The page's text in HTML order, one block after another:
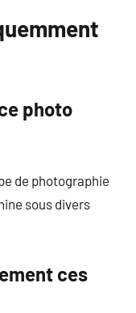
photo
de photographie
sous divers
ces